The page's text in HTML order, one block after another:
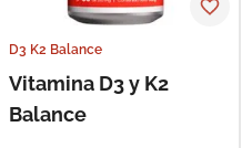
D3 K2 Balance
Vitamina D3 y K2
Balance